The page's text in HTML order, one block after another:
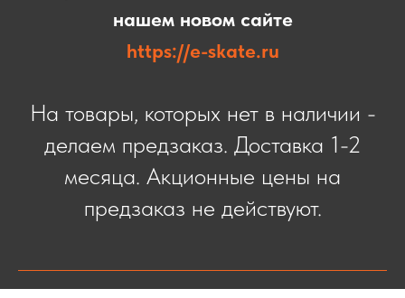
нашем новом сайте
https://e-skate.ru
На товары, которых нет в наличии -
делаем предзаказ. Доставка 1-2
месяца. Акционные цены на
предзаказ не действуют.